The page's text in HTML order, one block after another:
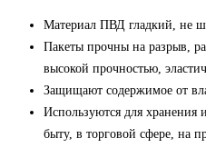
Материал ПВД гладкий, не
Пакеты прочны на разрыв,
высокой прочностью,
Защищают содержимое от
Используются для хранения
быту, в торговой сфере, на